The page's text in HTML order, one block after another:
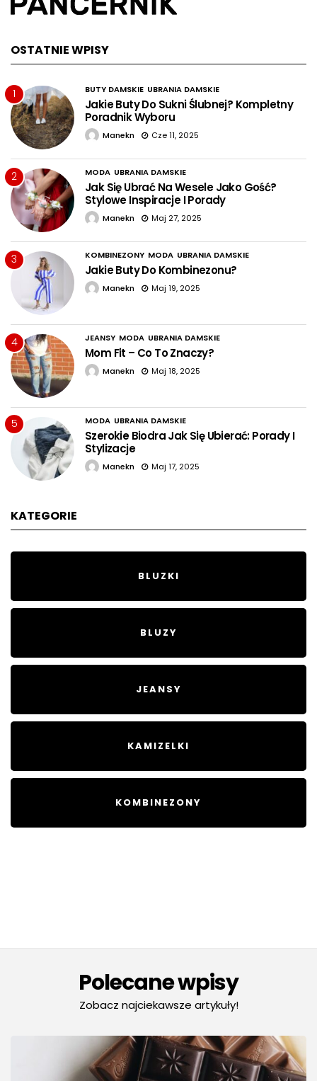
OSTATNIE WPISY
1 BUTY DAMSKIE UBRANIA DAMSKIE
Jakie Buty Do Sukni Ślubnej? Kompletny
Poradnik Wyboru
Manekn Cze 11, 2025
2 MODA UBRANIA DAMSKIE
Jak Się Ubrać Na Wesele Jako Gość?
Stylowe Inspiracje I Porady
Manekn Maj 27, 2025
3 KOMBINEZONY MODA UBRANIA DAMSKIE
Jakie Buty Do Kombinezonu?
Manekn Maj 19, 2025
4 JEANSY MODA UBRANIA DAMSKIE
Mom Fit – Co To Znaczy?
Manekn Maj 18, 2025
5 MODA UBRANIA DAMSKIE
Szerokie Biodra Jak Się Ubierać: Porady I
Stylizacje
Manekn Maj 17, 2025
KATEGORIE
BLUZKI
BLUZY
JEANSY
KAMIZELKI
KOMBINEZONY
Polecane wpisy
Zobacz najciekawsze artykuły!